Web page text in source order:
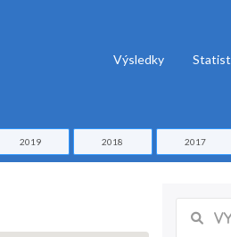
Výsledky
2019 2018 2017